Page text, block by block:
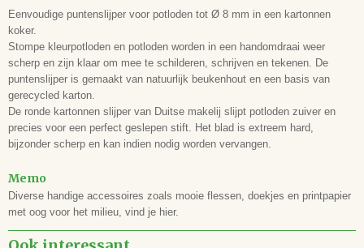
Eenvoudige puntenslijper voor potloden tot Ø 8 mm in een kartonnen
koker.
Stompe kleurpotloden en potloden worden in een handomdraai weer
scherp en zijn klaar om mee te schilderen, schrijven en tekenen. De
puntenslijper is gemaakt van natuurlijk beukenhout en een basis van
gerecycled karton.
De ronde kartonnen slijper van Duitse makelij slijpt potloden zuiver en
precies voor een perfect geslepen stift. Het blad is extreem hard,
bijzonder scherp en kan indien nodig worden vervangen.
Memo
Diverse handige accessoires zoals mooie flessen, doekjes en printpapier
met oog voor het milieu, vind je hier.